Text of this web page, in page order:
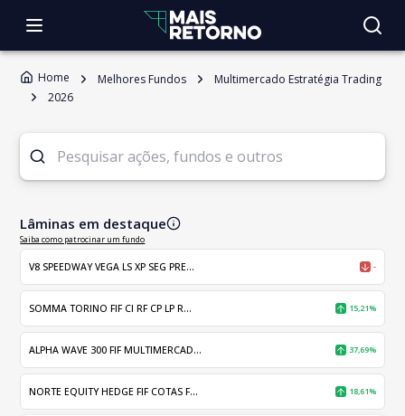
Home Melhores Fundos
Multimercado Estratégia Trading
2026
Lâminas em destaque
Saiba como patrocinar um fundo
V8 SPEEDWAY VEGA LS XP SEG PRE... -
SOMMA TORINO FIF CI RF CP LP R... 15,21%
ALPHA WAVE 300 FIF MULTIMERCAD... 37,69%
NORTE EQUITY HEDGE FIF COTAS F... 18,61%